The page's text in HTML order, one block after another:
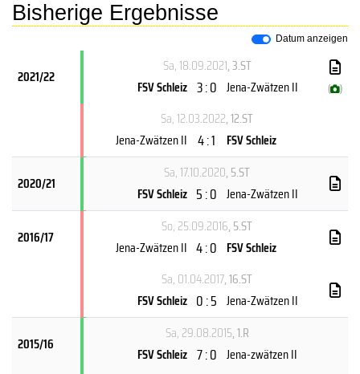
Bisherige Ergebnisse
Datum anzeigen
2021/22
Sa, 18.09.2021, 3.ST
FSV Schleiz 3 : 0 Jena-Zwätzen II ( )
Sa, 12.03.2022, 12.ST
Jena-Zwätzen II 4 : 1 FSV Schleiz
2020/21
Sa, 17.10.2020, 5.ST
FSV Schleiz 5 : 0 Jena-Zwätzen II
2016/17
So, 25.09.2016, 5.ST
Jena-Zwätzen II 4 : 0 FSV Schleiz
Sa, 01.04.2017, 16.ST
FSV Schleiz 0 : 5 Jena-Zwätzen II
2015/16
Sa, 29.08.2015, 1.R
FSV Schleiz 7 : 0 Jena-zwätzen II